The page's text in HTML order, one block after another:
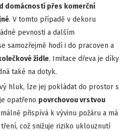
domácností přes komerční
. V tomto případě v dekoru
pevnosti a dalším
samozřejmě hodí i do pracoven a
židle. Imitace dřeva je díky
také na dotyk.
hluk, lze jej pokládat do prostor s
opatřeno povrchovou vrstvou
přispívá k vývinu požáru a má
což snižuje riziko uklouznutí